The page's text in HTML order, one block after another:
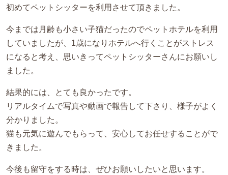
初めてペットシッターを利用させて頂きました。
今までは月齢も小さい子猫だったのでペットホテルを利用
していましたが、1歳になりホテルへ行くことがストレス
になると考え、思いきってペットシッターさんにお願いし
ました。
結果的には、とても良かったです。
リアルタイムで写真や動画で報告して下さり、様子がよく
分かりました。
猫も元気に遊んでもらって、安心してお任せすることがで
きました。
今後も留守をする時は、ぜひお願いしたいと思います。